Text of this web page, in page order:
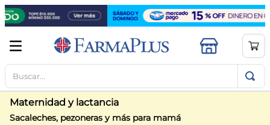
Buscar...
Maternidad y lactancia
Sacaleches, pezoneras y más para mamá
TÉRMINOS MÁS BUSCADOS
1.
mela b3
2
cerave limpieza